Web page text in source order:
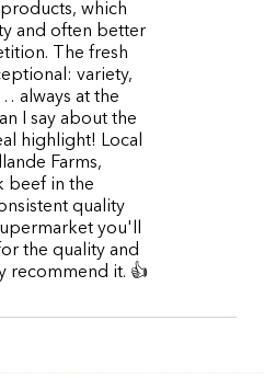
which
and often better
The fresh
variety,
always at the
I say about the
highlight! Local
Farms,
beef in the
quality
you'll
the quality and
recommend it. 👍